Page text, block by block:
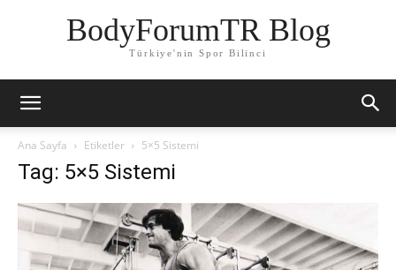
BodyForumTR Blog
Türkiye'nin Spor Bilinci
Ana Sayfa Etiketler 5×5 Sistemi
Tag: 5×5 Sistemi